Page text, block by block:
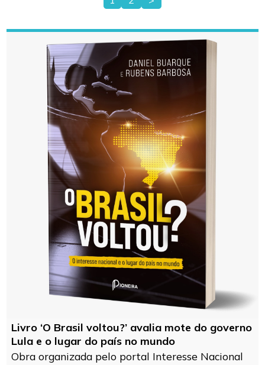
Paginação
de
posts
Livro ‘O Brasil voltou?’ avalia mote do governo
Lula e o lugar do país no mundo
Obra organizada pelo portal Interesse Nacional